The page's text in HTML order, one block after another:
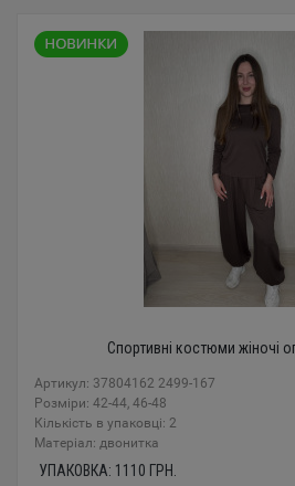
Спортивні костюми жіночі
Артикул: 37804162 2499-167
Розміри: 42-44, 46-48
Кількість в упаковці: 2
Mатеріал: двонитка
УПАКОВКА: 1110 ГРН.